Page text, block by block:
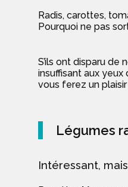
Radis, carottes,
Pourquoi ne pas
S’ils ont disparu
insuffisant aux
vous ferez un
Légumes
Intéressant,